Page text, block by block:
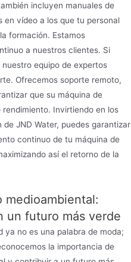
incluyen manuales de
vídeo a los que tu personal
formación. Estamos
a nuestros clientes. Si
equipo de expertos
Ofrecemos soporte remoto,
que su máquina de
Invirtiendo en los
JND Water, puedes garantizar
continuo de tu máquina de
así el retorno de la
medioambiental:
un futuro más verde
ya no es una palabra de moda;
la importancia de